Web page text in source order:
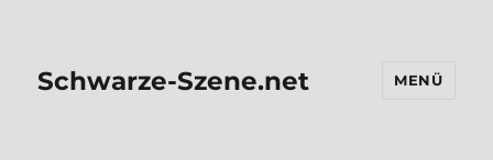
Schwarze-Szene.net MENÜ